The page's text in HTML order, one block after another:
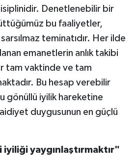
Denetlenebilir bir
bu faaliyetler,
teminatıdır. Her ilde
emanetlerin anlık takibi
tam vaktinde ve tam
Bu hesap verebilir
gönüllü iyilik hareketine
duygusunun en güçlü
yaygınlaştırmaktır"